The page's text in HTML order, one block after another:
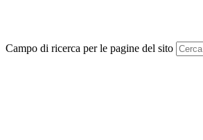
Campo di ricerca per le pagine del sito